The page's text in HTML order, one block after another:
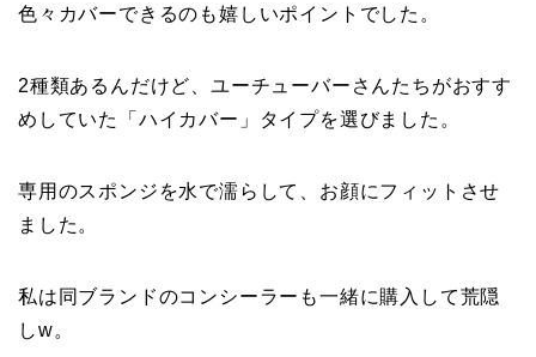
色々カバーできるのも嬉しいポイントでした。
2種類あるんだけど、ユーチューバーさんたちがおすす
めしていた「ハイカバー」タイプを選びました。
専用のスポンジを水で濡らして、お顔にフィットさせ
ました。
私は同ブランドのコンシーラーも一緒に購入して荒隠
しw。